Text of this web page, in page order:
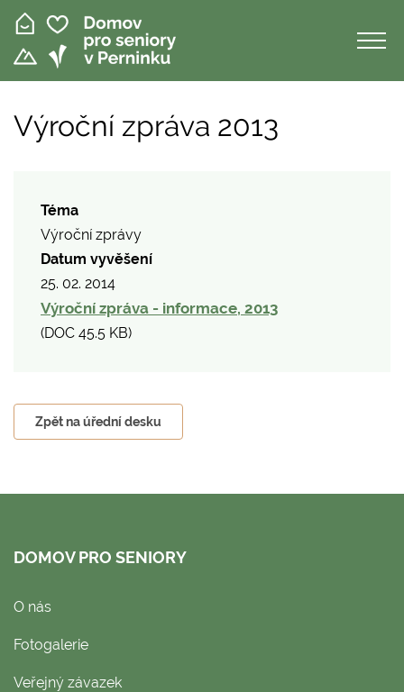
Přejít
hlavnímu
obsahu
Výroční zpráva 2013
Téma
Výroční zprávy
Datum vyvěšení
25. 02. 2014
Výroční zpráva - informace, 2013
(DOC 45.5 KB)
Zpět na úřední desku
DOMOV PRO SENIORY
O nás
Fotogalerie
Veřejný závazek